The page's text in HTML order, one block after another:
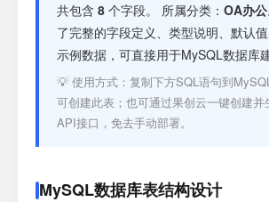
接口测试
共包含 8 个字段。 所属分类： OA办公
了完整的字段定义、类型说明、默认
示例数据，可直接用于MySQL数据库建
💡 使用方式：复制下方SQL语句到
可创建此表；也可通过果创云一键创建并
API接口，免去手动部署。
MySQL数据库表结构设计